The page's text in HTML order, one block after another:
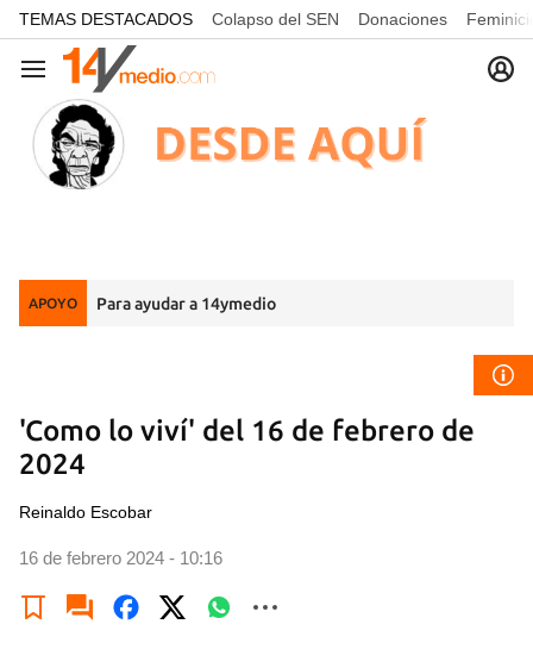
common.go-to-content
TEMAS DESTACADOS Colapso del SEN Donaciones
Navegación
APOYO Para ayudar a 14ymedio
'Como lo viví' del 16 de febrero de
2024
Reinaldo Escobar
16 de febrero 2024 - 10:16